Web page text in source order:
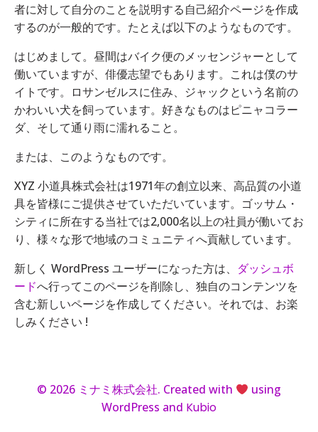
者に対して自分のことを説明する自己紹介ページを作成
するのが一般的です。たとえば以下のようなものです。
はじめまして。昼間はバイク便のメッセンジャーとして
働いていますが、俳優志望でもあります。これは僕のサ
イトです。ロサンゼルスに住み、ジャックという名前の
かわいい犬を飼っています。好きなものはピニャコラー
ダ、そして通り雨に濡れること。
または、このようなものです。
XYZ 小道具株式会社は1971年の創立以来、高品質の小道
具を皆様にご提供させていただいています。ゴッサム・
シティに所在する当社では2,000名以上の社員が働いてお
り、様々な形で地域のコミュニティへ貢献しています。
新しく WordPress ユーザーになった方は、 ダッシュボ
ードへ行ってこのページを削除し、独自のコンテンツを
含む新しいページを作成してください。それでは、お楽
しみください !
© 2026 ミナミ株式会社. Created with
using
WordPress and Kubio